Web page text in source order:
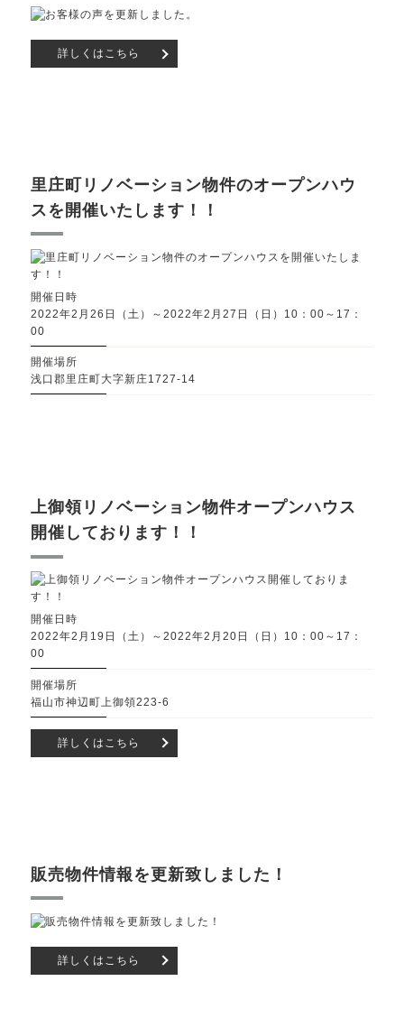
詳しくはこちら
里庄町リノベーション物件のオープンハウ
スを開催いたします！！
開催日時
2022年2月26日（土）～2022年2月27日（日）10：00～17：
00
開催場所
浅口郡里庄町大字新庄1727-14
上御領リノベーション物件オープンハウス
開催しております！！
開催日時
2022年2月19日（土）～2022年2月20日（日）10：00～17：
00
開催場所
福山市神辺町上御領223-6
詳しくはこちら
販売物件情報を更新致しました！
詳しくはこちら